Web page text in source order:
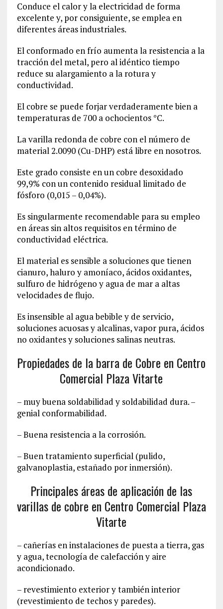
Conduce el calor y la electricidad de forma
excelente y, por consiguiente, se emplea en
diferentes áreas industriales.
El conformado en frío aumenta la resistencia a la
tracción del metal, pero al idéntico tiempo
reduce su alargamiento a la rotura y
conductividad.
El cobre se puede forjar verdaderamente bien a
temperaturas de 700 a ochocientos °C.
La varilla redonda de cobre con el número de
material2.0090(Cu-DHP) está libre en nosotros.
Este grado consiste en un cobre desoxidado
99,9% con un contenido residual limitado de
fósforo (0,015 – 0,04%).
Es singularmente recomendable para su empleo
en áreas sin altos requisitos en término de
conductividad eléctrica.
El material es sensible a soluciones que tienen
cianuro, haluro y amoníaco, ácidos oxidantes,
sulfuro de hidrógeno y agua de mar a altas
velocidades de flujo.
Es insensible al agua bebible y de servicio,
soluciones acuosas y alcalinas, vapor pura, ácidos
no oxidantes y soluciones salinas neutras.
Propiedades de la barra de Cobre en Centro
Comercial Plaza Vitarte
– muy buena soldabilidad y soldabilidad dura. –
genial conformabilidad.
– Buena resistencia a la corrosión.
– Buen tratamiento superficial (pulido,
galvanoplastia, estañado por inmersión).
Principales áreas de aplicación de las
varillas de cobre en Centro Comercial Plaza
Vitarte
– cañerías en instalaciones de puesta a tierra, gas
y agua, tecnología de calefacción y aire
acondicionado.
– revestimiento exterior y también interior
(revestimiento de techos y paredes).